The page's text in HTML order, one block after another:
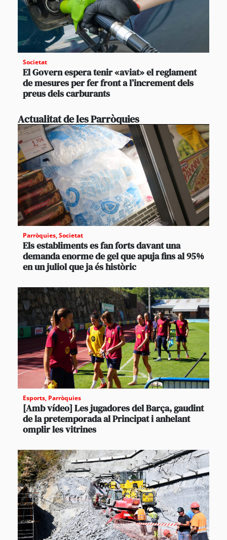
Societat
El Govern espera tenir «aviat» el reglament
de mesures per fer front a l’increment dels
preus dels carburants
Actualitat de les Parròquies
Parròquies,Societat
Els establiments es fan forts davant una
demanda enorme de gel que apuja fins al 95%
en un juliol que ja és històric
Esports, Parròquies
[Amb vídeo] Les jugadores del Barça, gaudint
de la pretemporada al Principat i anhelant
omplir les vitrines